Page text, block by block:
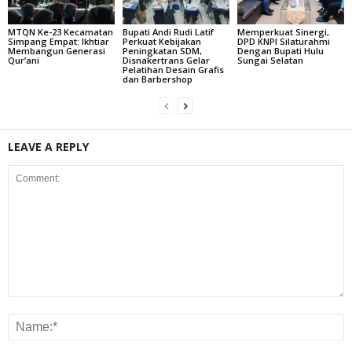
MTQN Ke-23 Kecamatan
Simpang Empat: Ikhtiar
Membangun Generasi
Qur’ani
Bupati Andi Rudi Latif
Perkuat Kebijakan
Peningkatan SDM,
Disnakertrans Gelar
Pelatihan Desain Grafis
dan Barbershop
Memperkuat Sinergi,
DPD KNPI Silaturahmi
Dengan Bupati Hulu
Sungai Selatan
LEAVE A REPLY